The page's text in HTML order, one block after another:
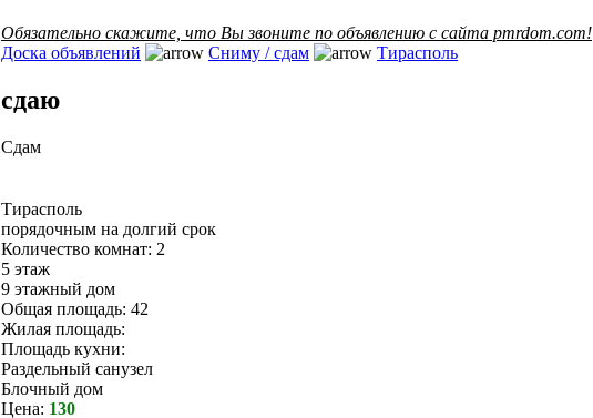
Обязательно скажите, что Вы звоните по объявлению с сайта pmrdom.com!
Доска объявлений
Сниму / сдам Тирасполь
сдаю
Сдам
Тирасполь
порядочным на долгий срок
Количество комнат: 2
5 этаж
9 этажный дом
Общая площадь: 42
Жилая площадь:
Площадь кухни:
Раздельный санузел
Блочный дом
Цена: 130